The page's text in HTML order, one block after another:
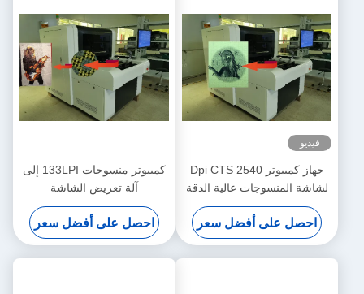
فيديو
جهاز كمبيوتر 2540 Dpi CTS
لشاشة المنسوجات عالية الدقة
900x1000mm
احصل على أفضل سعر
كمبيوتر منسوجات 133LPI إلى
آلة تعريض الشاشة
احصل على أفضل سعر